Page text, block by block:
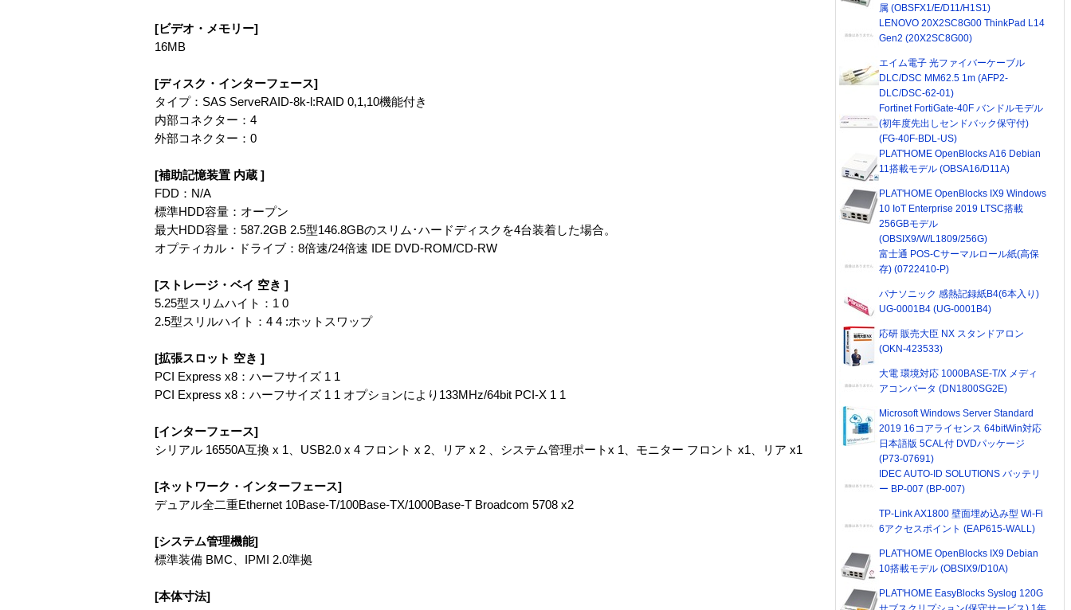
[ビデオ・メモリー]
16MB
[ディスク・インターフェース]
タイプ：SAS ServeRAID-8k-l:RAID 0,1,10機能付き
内部コネクター：4
外部コネクター：0
[補助記憶装置 内蔵 ]
FDD：N/A
標準HDD容量：オープン
最大HDD容量：587.2GB 2.5型146.8GBのスリム･ハードディスクを4台装着した場合。
オプティカル・ドライブ：8倍速/24倍速 IDE DVD-ROM/CD-RW
[ストレージ・ベイ 空き ]
5.25型スリムハイト：1 0
2.5型スリルハイト：4 4 :ホットスワップ
[拡張スロット 空き ]
PCI Express x8：ハーフサイズ 1 1
PCI Express x8：ハーフサイズ 1 1 オプションにより133MHz/64bit PCI-X 1 1
[インターフェース]
シリアル 16550A互換 x 1、USB2.0 x 4 フロント x 2、リア x 2 、システム管理ポートx 1、モニター フロント x1、リア x1
[ネットワーク・インターフェース]
デュアル全二重Ethernet 10Base-T/100Base-TX/1000Base-T Broadcom 5708 x2
[システム管理機能]
標準装備 BMC、IPMI 2.0準拠
[本体寸法]
属 (OBSFX1/E/D11/H1S1)
LENOVO 20X2SC8G00 ThinkPad L14
Gen2 (20X2SC8G00)
エイム電子 光ファイバーケーブル
DLC/DSC MM62.5 1m (AFP2-
DLC/DSC-62-01)
Fortinet FortiGate-40F バンドルモデル
(初年度先出しセンドバック保守付)
(FG-40F-BDL-US)
PLAT'HOME OpenBlocks A16 Debian
11搭載モデル (OBSA16/D11A)
PLAT'HOME OpenBlocks IX9 Windows
10 IoT Enterprise 2019 LTSC搭載
256GBモデル
(OBSIX9/W/L1809/256G)
富士通 POS-Cサーマルロール紙(高保
存) (0722410-P)
パナソニック 感熱記録紙B4(6本入り)
UG-0001B4 (UG-0001B4)
応研 販売大臣 NX スタンドアロン
(OKN-423533)
大電 環境対応 1000BASE-T/X メディ
アコンバータ (DN1800SG2E)
Microsoft Windows Server Standard
2019 16コアライセンス 64bitWin対応
日本語版 5CAL付 DVDパッケージ
(P73-07691)
IDEC AUTO-ID SOLUTIONS バッテリ
ー BP-007 (BP-007)
TP-Link AX1800 壁面埋め込み型 Wi-Fi
6アクセスポイント (EAP615-WALL)
PLAT'HOME OpenBlocks IX9 Debian
10搭載モデル (OBSIX9/D10A)
PLAT'HOME EasyBlocks Syslog 120G